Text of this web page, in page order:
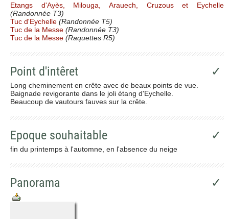
Etangs d'Ayès, Milouga, Arauech, Cruzous et Eychelle
(Randonnée T3)
Tuc d'Eychelle (Randonnée T5)
Tuc de la Messe (Randonnée T3)
Tuc de la Messe (Raquettes R5)
Point d'intêret ✓
Long cheminement en crête avec de beaux points de vue.
Baignade revigorante dans le joli étang d'Eychelle.
Beaucoup de vautours fauves sur la crête.
Epoque souhaitable ✓
fin du printemps à l'automne, en l'absence du neige
Panorama ✓